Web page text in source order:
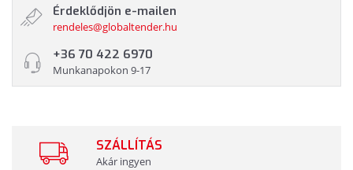
Érdeklődjön e-mailen
rendeles@globaltender.hu
+36 70 422 6970
Munkanapokon 9-17
SZÁLLÍTÁS
Akár ingyen